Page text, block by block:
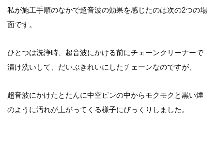
私が施工手順のなかで超音波の効果を感じたのは次の2つの場
面です。
ひとつは洗浄時、超音波にかける前にチェーンクリーナーで
漬け洗いして、だいぶきれいにしたチェーンなのですが、
超音波にかけたとたんに中空ピンの中からモクモクと黒い煙
のように汚れが上がってくる様子にびっくりしました。